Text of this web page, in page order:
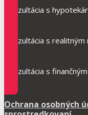
Konzultácia s
Konzultácia s
Konzultácia s
Ochrana osobných